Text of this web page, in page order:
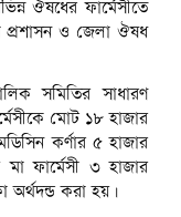
ঔষধের ফার্মেসীতে
প্রশাসন ও জেলা ঔষধ
সমিতির সাধারণ
মোট ১৮ হাজার
কর্ণার ৫ হাজার
ফার্মেসী ৩ হাজার
অর্থদন্ড করা হয়।